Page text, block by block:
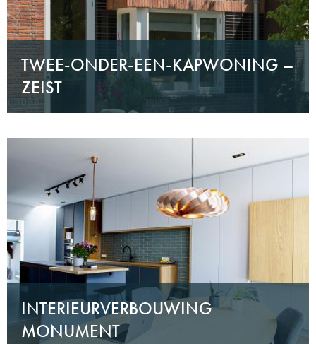
TWEE-ONDER-EEN-KAPWONING –
ZEIST
INTERIEURVERBOUWING
MONUMENT